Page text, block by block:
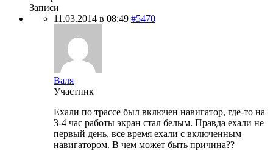
Записи
11.03.2014 в 08:49 #5470
Валя
Участник
Ехали по трассе был включен навигатор, где-то на
3-4 час работы экран стал белым. Правда ехали не
первый день, все время ехали с включенным
навигатором. В чем может быть причина??